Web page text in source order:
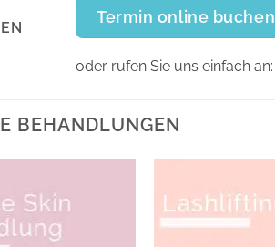
Termin online buchen
oder rufen Sie uns einfach an:
BEHANDLUNGEN